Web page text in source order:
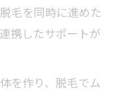
毛を同時に進めた
携したサポートが
を作り、脱毛でム